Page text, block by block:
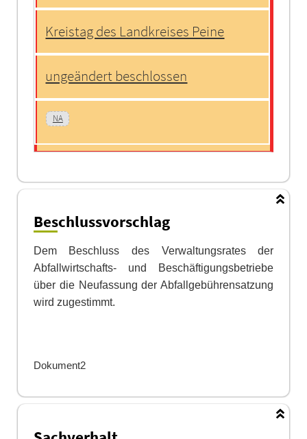
Kreistag des Landkreises Peine
ungeändert beschlossen
NA
Beschlussvorschlag
Dem Beschluss des Verwaltungsrates der
Abfallwirtschafts- und Beschäftigungsbetriebe
über die Neufassung der Abfallgebührensatzung
wird zugestimmt.
Dokument2